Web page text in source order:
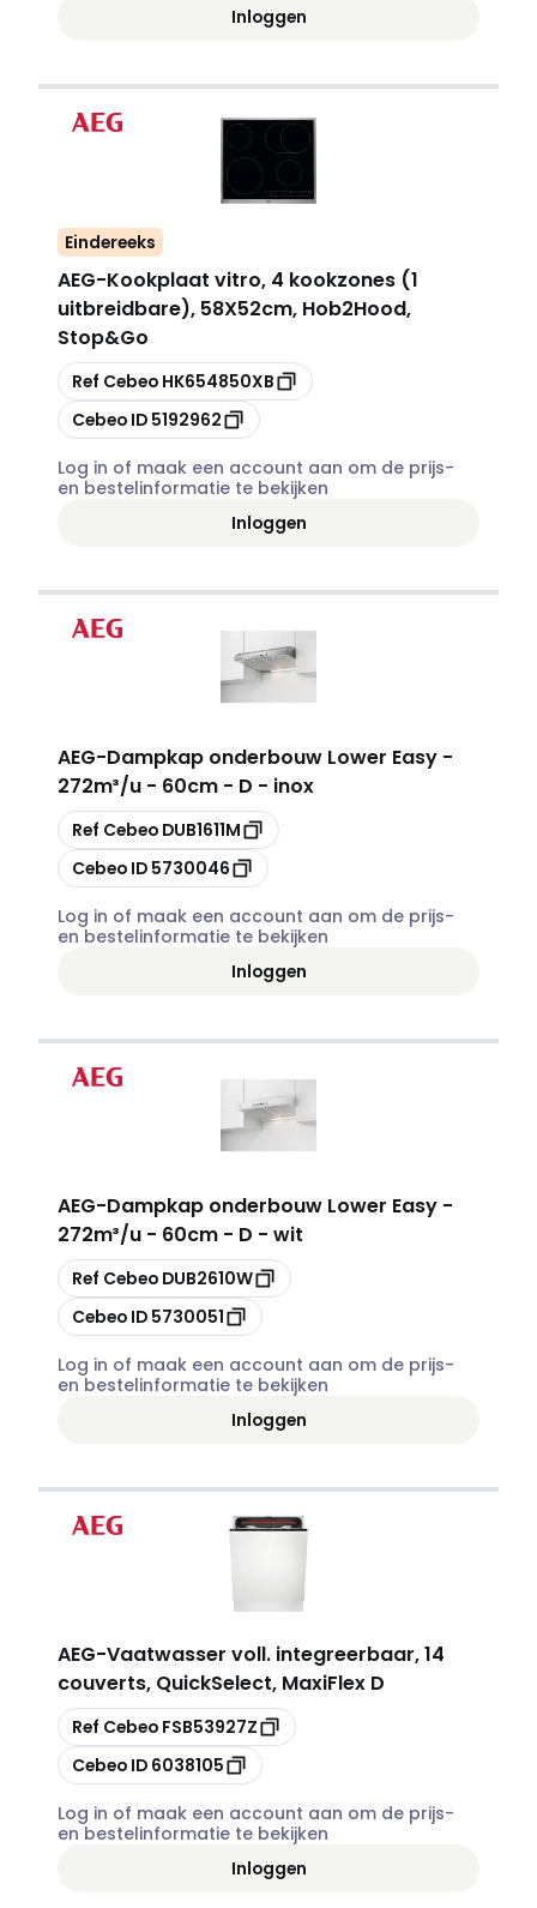
Inloggen
Eindereeks
AEG-Kookplaat vitro, 4 kookzones (1
uitbreidbare), 58X52cm, Hob2Hood,
Stop&Go
Kopiëren
Ref Cebeo HK654850XB
Kopiëren
Cebeo ID 5192962
Log in of maak een account aan om de prijs-
en bestelinformatie te bekijken
Inloggen
AEG-Dampkap onderbouw Lower Easy -
272m³/u - 60cm - D - inox
Kopiëren
Ref Cebeo DUB1611M
Kopiëren
Cebeo ID 5730046
Log in of maak een account aan om de prijs-
en bestelinformatie te bekijken
Inloggen
AEG-Dampkap onderbouw Lower Easy -
272m³/u - 60cm - D - wit
Kopiëren
Ref Cebeo DUB2610W
Kopiëren
Cebeo ID 5730051
Log in of maak een account aan om de prijs-
en bestelinformatie te bekijken
Inloggen
AEG-Vaatwasser voll. integreerbaar, 14
couverts, QuickSelect, MaxiFlex D
Kopiëren
Ref Cebeo FSB53927Z
Kopiëren
Cebeo ID 6038105
Log in of maak een account aan om de prijs-
en bestelinformatie te bekijken
Inloggen